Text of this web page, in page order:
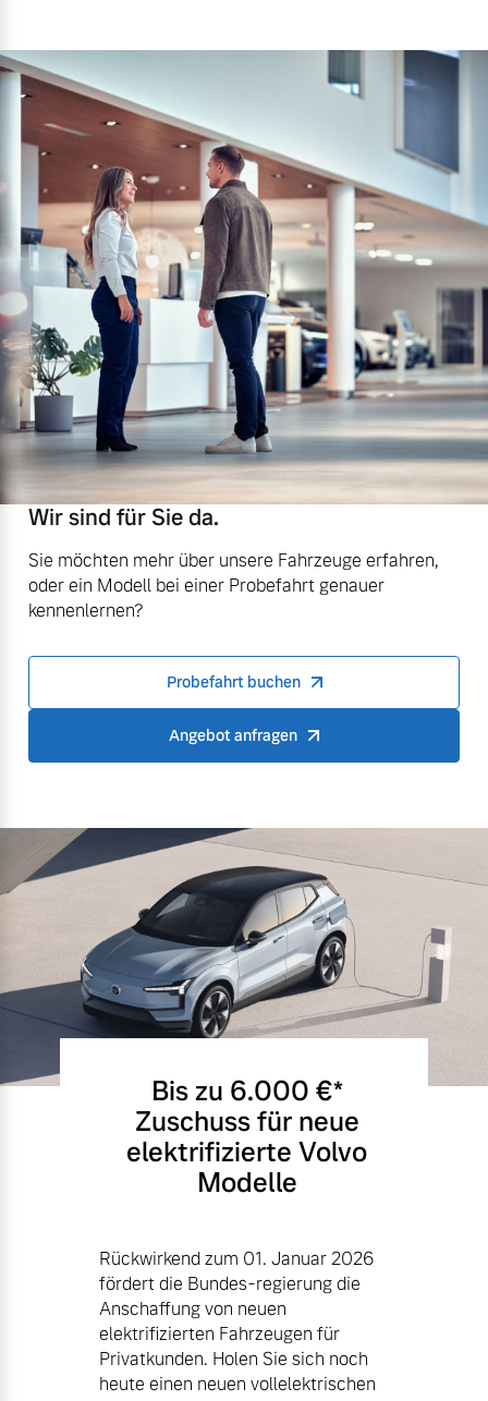
Wir sind für Sie da.
Sie möchten mehr über unsere Fahrzeuge erfahren,
oder ein Modell bei einer Probefahrt genauer
kennenlernen?
Probefahrt buchen
Angebot anfragen
Bis zu 6.000 €⁠*
Zuschuss für neue
elektrifizierte Volvo
Modelle
Rückwirkend zum 01. Januar 2026
fördert die Bundes-regierung die
Anschaffung von neuen
elektrifizierten Fahrzeugen für
Privatkunden. Holen Sie sich noch
heute einen neuen vollelektrischen